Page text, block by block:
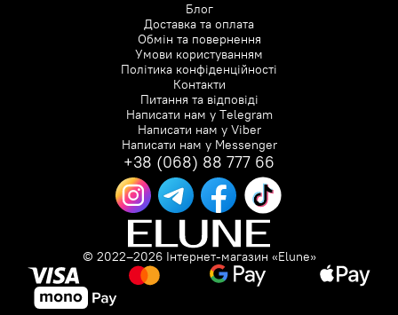
© 2022–2026 Інтернет-магазин «Elune»
Блог
Доставка та оплата
Обмін та повернення
Умови користуванням
Політика конфіденційності
Контакти
Питання та відповіді
Написати нам уTelegram
Написати нам уViber
Написати нам уMessenger
+38 (068) 88 777 66